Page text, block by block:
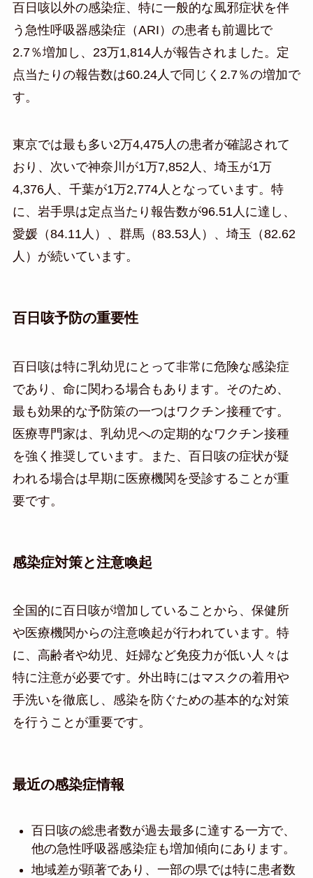
百日咳以外の感染症、特に一般的な風邪症状を伴
う急性呼吸器感染症（ARI）の患者も前週比で
2.7％増加し、23万1,814人が報告されました。定
点当たりの報告数は60.24人で同じく2.7％の増加で
す。
東京では最も多い2万4,475人の患者が確認されて
おり、次いで神奈川が1万7,852人、埼玉が1万
4,376人、千葉が1万2,774人となっています。特
に、岩手県は定点当たり報告数が96.51人に達し、
愛媛（84.11人）、群馬（83.53人）、埼玉（82.62
人）が続いています。
百日咳予防の重要性
百日咳は特に乳幼児にとって非常に危険な感染症
であり、命に関わる場合もあります。そのため、
最も効果的な予防策の一つはワクチン接種です。
医療専門家は、乳幼児への定期的なワクチン接種
を強く推奨しています。また、百日咳の症状が疑
われる場合は早期に医療機関を受診することが重
要です。
感染症対策と注意喚起
全国的に百日咳が増加していることから、保健所
や医療機関からの注意喚起が行われています。特
に、高齢者や幼児、妊婦など免疫力が低い人々は
特に注意が必要です。外出時にはマスクの着用や
手洗いを徹底し、感染を防ぐための基本的な対策
を行うことが重要です。
最近の感染症情報
百日咳の総患者数が過去最多に達する一方で、
他の急性呼吸器感染症も増加傾向にあります。
地域差が顕著であり、一部の県では特に患者数